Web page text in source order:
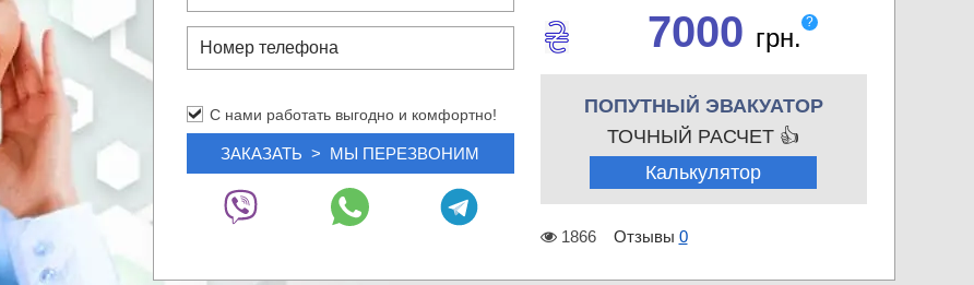
С нами работать выгодно и комфортно!
7000 грн.
?
ПОПУТНЫЙ ЭВАКУАТОР
ТОЧНЫЙ РАСЧЕТ 👍
Калькулятор
1866 Отзывы 0